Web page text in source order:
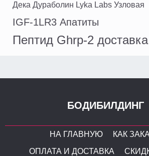
Дека Дураболин Lyka Labs Узловая
IGF-1LR3 Апатиты
Пептид Ghrp-2
БОДИБИЛДИНГ
НА ГЛАВНУЮ
КАК
ОПЛАТА И ДОСТАВКА